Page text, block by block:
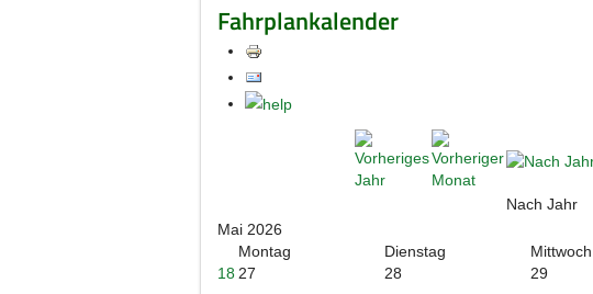
Fahrplankalender
Nach Jahr
Mai 2026
Montag
Dienstag Mittwoch
1827 28 29